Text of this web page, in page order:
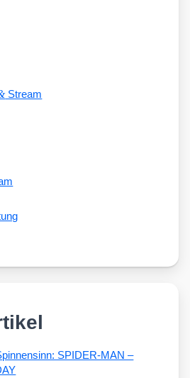
Stream
SPIDER-MAN –